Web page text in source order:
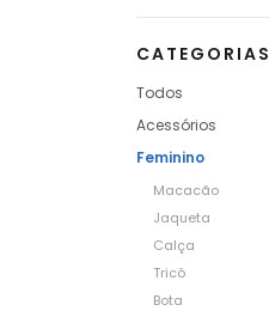
CATEGORIAS
Todos
Acessórios
Feminino
Macacão
Jaqueta
Calça
Tricô
Bota